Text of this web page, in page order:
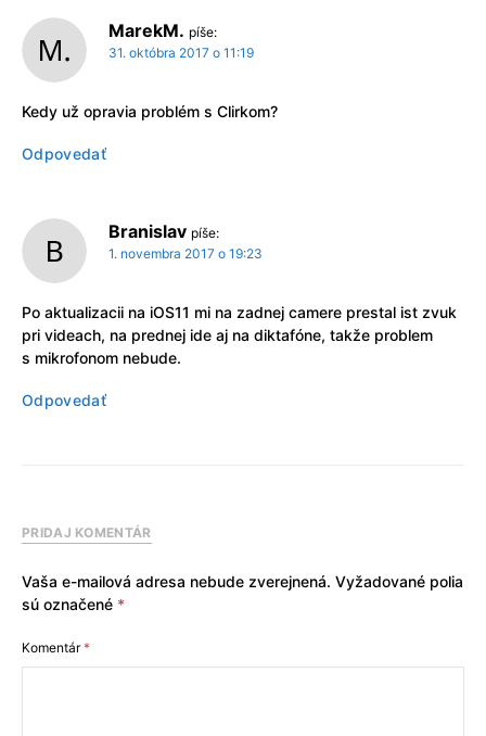
MarekM. píše:
31. októbra 2017 o 11:19
Kedy už opravia problém s Clirkom?
Odpovedať
Branislav píše:
1. novembra 2017 o 19:23
Po aktualizacii na iOS11 mi na zadnej camere prestal ist zvuk
pri videach, na prednej ide aj na diktafóne, takže problem
s mikrofonom nebude.
Odpovedať
PRIDAJ KOMENTÁR
Vaša e-mailová adresa nebude zverejnená. Vyžadované polia
sú označené *
Komentár*